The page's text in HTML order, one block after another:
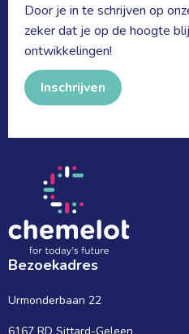
Door je in te schrijven op
zeker dat je op de hoogte
ontwikkelingen!
Inschrijven
Bezoekadres
Urmonderbaan 22